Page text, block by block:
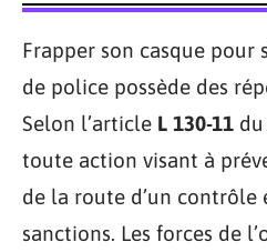
Frapper son casque
de police possède des
Selon l’article L 130-11
toute action visant à
de la route d’un contrôle
sanctions. Les forces de